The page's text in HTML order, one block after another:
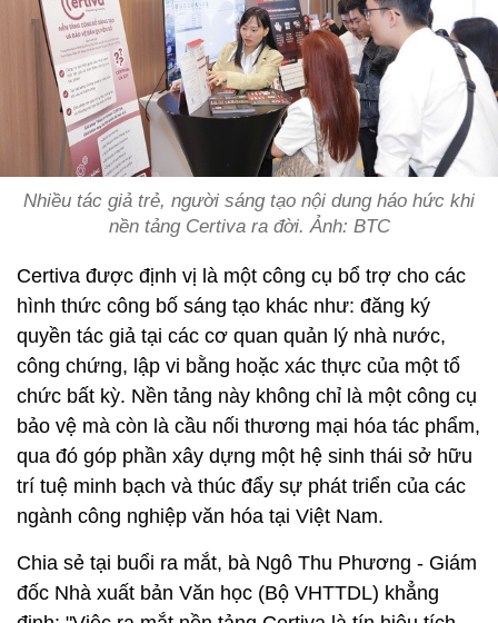
Nhiều tác giả trẻ, người sáng tạo nội dung háo hức khi
nền tảng Certiva ra đời. Ảnh: BTC
Certiva được định vị là một công cụ bổ trợ cho các
hình thức công bố sáng tạo khác như: đăng ký
quyền tác giả tại các cơ quan quản lý nhà nước,
công chứng, lập vi bằng hoặc xác thực của một tổ
chức bất kỳ. Nền tảng này không chỉ là một công cụ
bảo vệ mà còn là cầu nối thương mại hóa tác phẩm,
qua đó góp phần xây dựng một hệ sinh thái sở hữu
trí tuệ minh bạch và thúc đẩy sự phát triển của các
ngành công nghiệp văn hóa tại Việt Nam.
Chia sẻ tại buổi ra mắt, bà Ngô Thu Phương - Giám
đốc Nhà xuất bản Văn học (Bộ VHTTDL) khẳng